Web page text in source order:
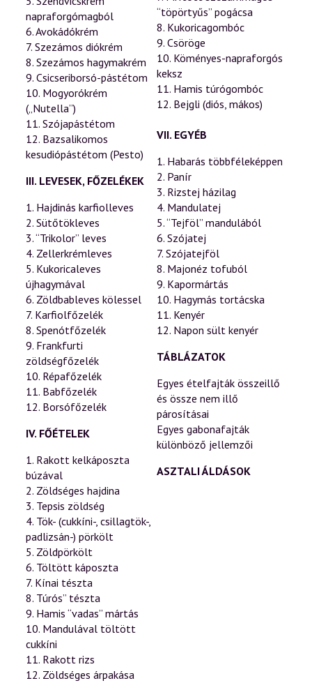
napraforgómagból
6. Avokádókrém
7. Szezámos diókrém
8. Szezámos hagymakrém
9. Csicseriborsó-pástétom
10. Mogyorókrém
(„Nutella”)
11. Szójapástétom
12. Bazsalikomos
kesudiópástétom (Pesto)
III. LEVESEK, FŐZELÉKEK
1. Hajdinás karfiolleves
2. Sütőtökleves
3. “Trikolor” leves
4. Zellerkrémleves
5. Kukoricaleves
újhagymával
6. Zöldbableves kölessel
7. Karfiolfőzelék
8. Spenótfőzelék
9. Frankfurti
zöldségfőzelék
10. Répafőzelék
11. Babfőzelék
12. Borsófőzelék
IV. FŐÉTELEK
1. Rakott kelkáposzta
búzával
2. Zöldséges hajdina
3. Tepsis zöldség
4. Tök- (cukkíni-, csillagtök-,
padlizsán-) pörkölt
5. Zöldpörkölt
6. Töltött káposzta
7. Kínai tészta
8. Túrós” tészta
9. Hamis “vadas” mártás
10. Mandulával töltött
cukkíni
11. Rakott rizs
12. Zöldséges árpakása
“töpörtyűs” pogácsa
8. Kukoricagombóc
9. Csöröge
10. Köményes-napraforgós
keksz
11. Hamis túrógombóc
12. Bejgli (diós, mákos)
VII. EGYÉB
1. Habarás többféleképpen
2. Panír
3. Rizstej házilag
4. Mandulatej
5. “Tejföl” mandulából
6. Szójatej
7. Szójatejföl
8. Majonéz tofuból
9. Kapormártás
10. Hagymás tortácska
11. Kenyér
12. Napon sült kenyér
TÁBLÁZATOK
Egyes ételfajták összeillő
és össze nem illő
párosításai
Egyes gabonafajták
különböző jellemzői
ASZTALI ÁLDÁSOK